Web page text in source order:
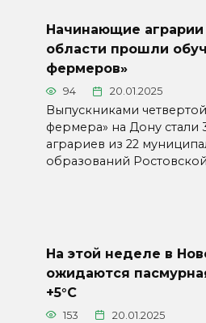
Начинающие аграрии
области прошли
фермеров»
94 20.01.2025
Выпускниками
фермера» на Дону стали
аграриев из 22
образований
На этой неделе в
ожидаются
+5°С
153 20.01.2025